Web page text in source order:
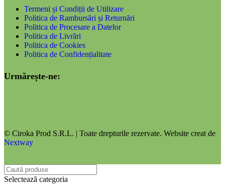
Termeni și Condiții de Utilizare
Politica de Rambursări și Returnări
Politica de Procesare a Datelor
Politica de Livrări
Politica de Cookies
Politica de Confidențialitate
Urmărește-ne:
© Ciroka Prod S.R.L. | Toate drepturile rezervate. Website creat de
Nextway
Selectează categoria